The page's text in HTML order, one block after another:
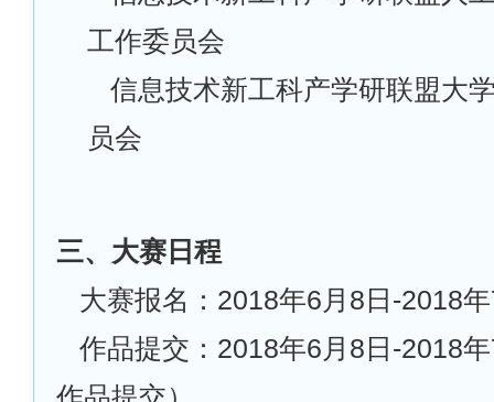
工作委员会
信息技术新工科产学研联盟大
员会
三、大赛日程
大赛报名：2018年6月8日-2018
作品提交：2018年6月8日-2018